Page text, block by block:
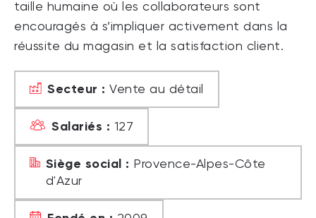
taille humaine où les collaborateurs sont
encouragés à s’impliquer activement dans la
réussite du magasin et la satisfaction client.
Secteur : Vente au détail
Salariés : 127
Siège social : Provence-Alpes-Côte
d'Azur